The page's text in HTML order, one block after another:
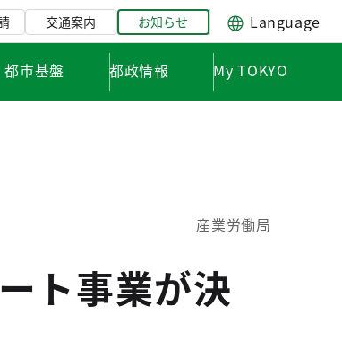
交通案内 お知らせ Language
市基盤 都政情報 My TOKYO
産業労働局
ト事業が決